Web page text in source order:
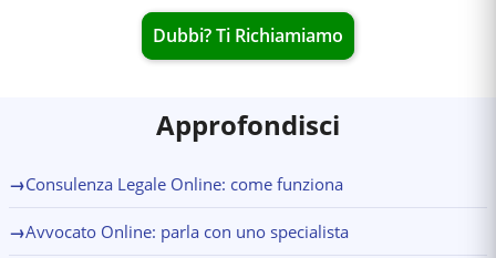
Dubbi? Ti Richiamiamo
Approfondisci
→Consulenza Legale Online: come funziona
→Avvocato Online: parla con uno specialista